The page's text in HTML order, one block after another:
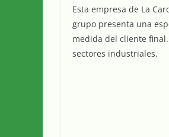
Esta empresa de La
grupo presenta una
medida del cliente
sectores industriales.